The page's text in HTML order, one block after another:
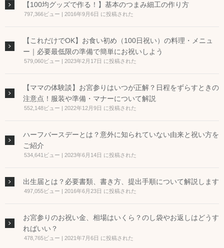
【100均グッズで作る！】基本のつまみ細工の作り方
797,366ビュー 2016年9月6日 に投稿された
【これだけでOK】お食い初め（100日祝い）の料理・メニュ
ー｜必要最低限の準備で簡単にお祝いしよう
579,060ビュー 2023年2月17日 に投稿された
【ママの体験談】お宮参りはいつが正解？日程をずらすときの
注意点！服装や準備・マナーについて解説
552,148ビュー 2022年12月9日 に投稿された
ハーフバースデーとは？意外に知られていない由来と祝い方を
ご紹介
534,641ビュー 2023年6月14日 に投稿された
出生届とは？必要書類、書き方、提出手順について解説します
497,055ビュー 2016年6月23日 に投稿された
お宮参りのお祝い金、相場はいくら？のし袋やお返しはどうす
ればいい？
478,765ビュー 2021年7月6日 に投稿された